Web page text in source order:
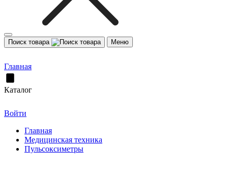
Поиск товара Меню
Главная
Каталог
Войти
Главная
Медицинская техника
Пульсоксиметры